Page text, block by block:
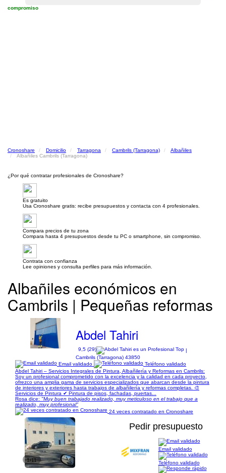
compromiso
Cronoshare Domicilio Tarragona Cambrils (Tarragona)
Albañiles
Albañiles Cambrils (Tarragona)
¿Por qué contratar profesionales de Cronoshare?
Es gratuito
Usa Cronoshare gratis: recibe presupuestos y contacta con 4 profesionales.
Compara precios de tu zona
Compara hasta 4 presupuestos desde tu PC o smartphone, sin compromiso.
Contrata con confianza
Lee opiniones y consulta perfiles para más información.
Albañiles económicos en
Cambrils | Pequeñas reformas
Abdel Tahiri
9,5 (29)
|
Cambrils (Tarragona) 43850
Email validado
Teléfono validado
Abdel Tahiri – Servicios Integrales de Pintura, Albañilería y Reformas en Cambrils:
Soy un profesional comprometido con la excelencia y la calidad en cada proyecto,
ofrezco una amplia gama de servicios especializados que abarcan desde la pintura
de interiores y exteriores hasta trabajos de albañilería y reformas completas. 🎨
Servicios de Pintura ✔ Pintura de pisos, fachadas, puertas...
Rosa dice: "Muy buen trabajado realizado, muy meticuloso en el trabajo que a
realizado, muy profesional"
24 veces contratado en Cronoshare
1/11
Pedir presupuesto
Email validado
Teléfono validado